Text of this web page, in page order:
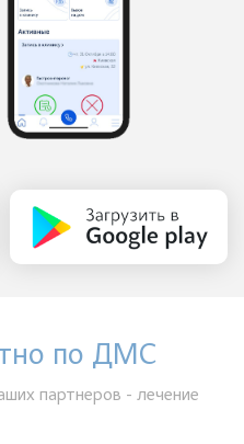
по ДМС
партнеров - лечение